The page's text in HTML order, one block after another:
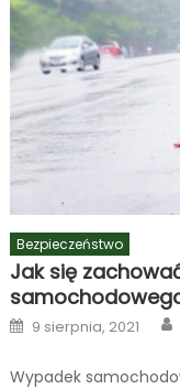
Bezpieczeństwo
Jak się
Posted
on
9 sierpnia, 2021
Wypadek